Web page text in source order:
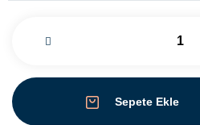
Sepete Ekle